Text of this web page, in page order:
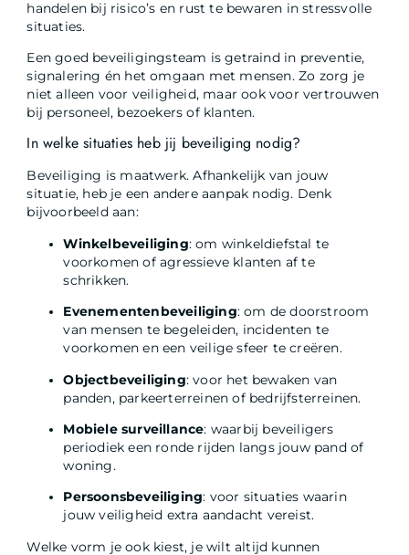
handelen bij risico’s en rust te bewaren in stressvolle
situaties.
Een goed beveiligingsteam is getraind in preventie,
signalering én het omgaan met mensen. Zo zorg je
niet alleen voor veiligheid, maar ook voor vertrouwen
bij personeel, bezoekers of klanten.
In welke situaties heb jij beveiliging nodig?
Beveiliging is maatwerk. Afhankelijk van jouw
situatie, heb je een andere aanpak nodig. Denk
bijvoorbeeld aan:
Winkelbeveiliging: om winkeldiefstal te
voorkomen of agressieve klanten af te
schrikken.
Evenementenbeveiliging: om de doorstroom
van mensen te begeleiden, incidenten te
voorkomen en een veilige sfeer te creëren.
Objectbeveiliging: voor het bewaken van
panden, parkeerterreinen of bedrijfsterreinen.
Mobiele surveillance: waarbij beveiligers
periodiek een ronde rijden langs jouw pand of
woning.
Persoonsbeveiliging: voor situaties waarin
jouw veiligheid extra aandacht vereist.
Welke vorm je ook kiest, je wilt altijd kunnen